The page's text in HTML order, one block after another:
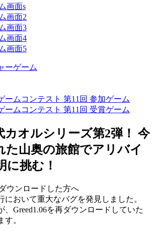
ーゲーム
ームコンテスト 第11回 参加ゲーム
ームコンテスト 第11回 受賞ゲーム
カオルシリーズ第2弾！ 今
た山奥の旅館でアリバイ
に挑む！
ンロードした方へ
おいて重大なバグを発見しました。
Greed1.06を再ダウンロードしていた
す。